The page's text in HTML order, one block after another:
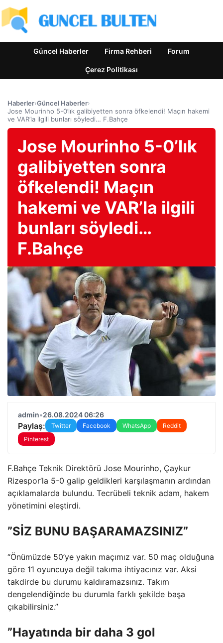
Güncel Haberler Firma Rehberi Forum
Çerez Politikası
Haberler›Güncel Haberler›
Jose Mourinho 5-0’lık galibiyetten sonra öfkelendi! Maçın hakemi
ve VAR’la ilgili bunları söyledi… F.Bahçe
Jose Mourinho 5-0’lık
galibiyetten sonra
öfkelendi! Maçın
hakemi ve VAR’la ilgili
bunları söyledi…
F.Bahçe
admin•26.08.2024 06:26
Paylaş: Twitter Facebook WhatsApp
Reddit
Pinterest
F.Bahçe Teknik Direktörü Jose Mourinho, Çaykur
Rizespor’la 5-0 galip geldikleri karşılaşmanın ardından
açıklamalarda bulundu. Tecrübeli teknik adam, hakem
yönetimini eleştirdi.
”SİZ BUNU BAŞARAMAZSINIZ”
“Önümüzde 50’ye yakın maçımız var. 50 maç olduğuna
göre 11 oyuncuya değil takıma ihtiyacınız var. Aksi
takdirde bu durumu kaldıramazsınız. Takım
dengelendiğinde bu durumla farklı şekilde başa
çıkabilirsiniz.”
”Hayatında bir daha 3 gol